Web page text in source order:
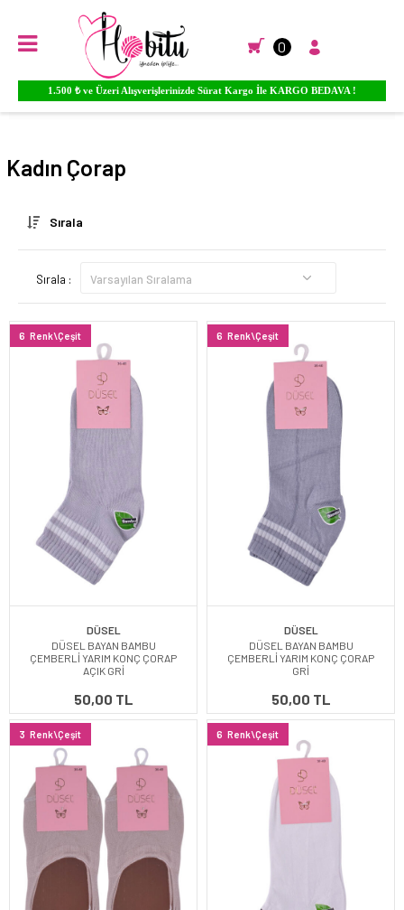
0
1.500 ₺ ve Üzeri Alışverişlerinizde Sürat Kargo İle KARGO BEDAVA !
Anasayfa ÇORAP KADIN ÇORAP
Kadın Çorap
Sırala
Sırala :
6 Renk\Çeşit
DÜSEL
DÜSEL BAYAN BAMBU
ÇEMBERLİ YARIM KONÇ ÇORAP
AÇIK GRİ
50,00 TL
6 Renk\Çeşit
DÜSEL
DÜSEL BAYAN BAMBU
ÇEMBERLİ YARIM KONÇ ÇORAP
GRİ
50,00 TL
3 Renk\Çeşit 6 Renk\Çeşit